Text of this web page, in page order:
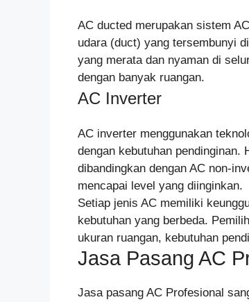
AC ducted merupakan sistem
udara (duct) yang tersembunyi
yang merata dan nyaman di
dengan banyak ruangan.
AC Inverter
AC inverter menggunakan
dengan kebutuhan pendinginan.
dibandingkan dengan AC non-
mencapai level yang diinginkan.
Setiap jenis AC memiliki
kebutuhan yang berbeda.
ukuran ruangan, kebutuhan
Jasa Pasang AC
Jasa pasang AC Profesional